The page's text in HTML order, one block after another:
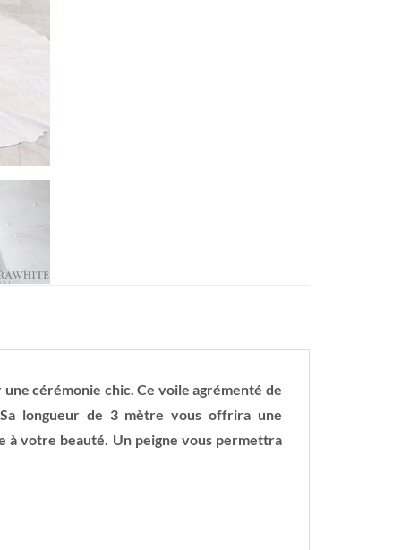
cérémonie chic. Ce voile agrémenté de
longueur de 3 mètre vous offrira une
à votre beauté. Un peigne vous permettra